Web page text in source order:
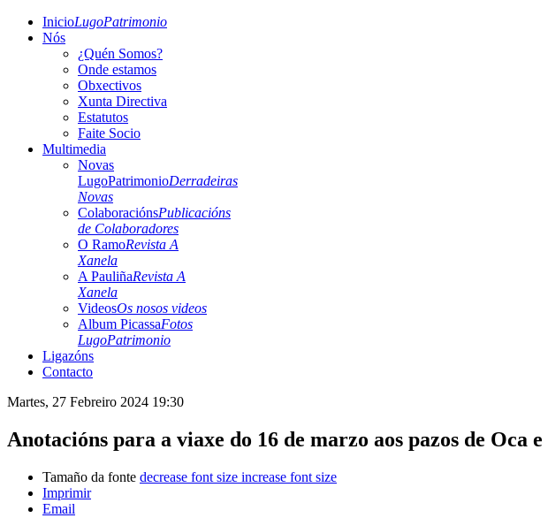
InicioLugoPatrimonio
Nós
¿Quén Somos?
Onde estamos
Obxectivos
Xunta Directiva
Estatutos
Faite Socio
Multimedia
Novas
LugoPatrimonioDerradeiras
Novas
ColaboraciónsPublicacións
de Colaboradores
O RamoRevista A
Xanela
A PauliñaRevista A
Xanela
VideosOs nosos videos
Album PicassaFotos
LugoPatrimonio
Ligazóns
Contacto
Martes, 27 Febreiro 2024 19:30
Anotacións para a viaxe do 16 de marzo aos pazos de Oca
Tamaño da fonte decrease font size increase font size
Imprimir
Email